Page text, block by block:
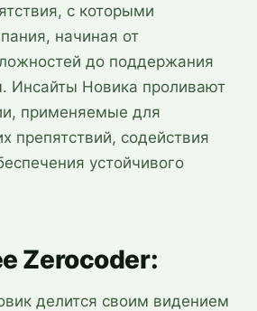
с которыми
начиная от
до поддержания
Инсайты Новика проливают
применяемые для
препятствий, содействия
устойчивого
Zerocoder:
делится своим видением